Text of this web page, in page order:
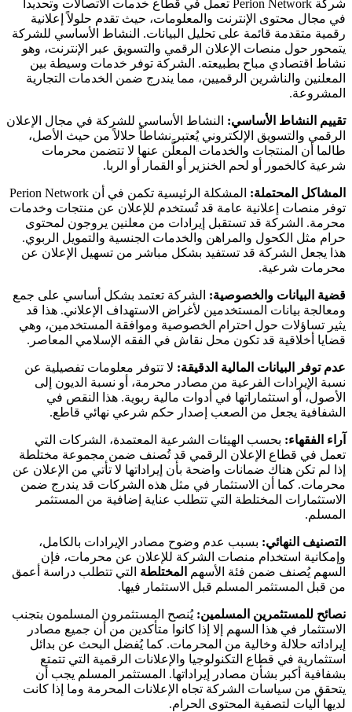
شركة Perion Network تعمل في قطاع خدمات الاتصالات وتحديداً
في مجال محتوى الإنترنت والمعلومات، حيث تقدم حلولاً إعلانية
رقمية متقدمة قائمة على تحليل البيانات. النشاط الأساسي للشركة
يتمحور حول منصات الإعلان الرقمي والتسويق عبر الإنترنت، وهو
نشاط اقتصادي مباح بطبيعته. الشركة توفر خدمات وسيطة بين
المعلنين والناشرين الرقميين، مما يندرج ضمن الخدمات التجارية
المشروعة.
تقييم النشاط الأساسي:النشاط الأساسي للشركة في مجال الإعلان
الرقمي والتسويق الإلكتروني يُعتبر نشاطاً حلالاً من حيث الأصل،
طالما أن المنتجات والخدمات المعلَّن عنها لا تتضمن محرمات
شرعية كالخمور أو لحم الخنزير أو القمار أو الربا.
المشاكل المحتملة:
المشكلة الرئيسية تكمن في أن Perion Network
توفر منصات إعلانية عامة قد تُستخدم للإعلان عن منتجات وخدمات
محرمة. الشركة قد تستقبل إيرادات من معلنين يروجون لمحتوى
حرام مثل الكحول والمراهن والخدمات الجنسية والتمويل الربوي.
هذا يجعل الشركة قد تستفيد بشكل مباشر من تسهيل الإعلان عن
محرمات شرعية.
قضية البيانات والخصوصية:الشركة تعتمد بشكل أساسي على جمع
ومعالجة بيانات المستخدمين لأغراض الاستهداف الإعلاني. هذا قد
يثير تساؤلات حول احترام الخصوصية وموافقة المستخدمين، وهي
قضايا أخلاقية قد تكون محل نقاش في الفقه الإسلامي المعاصر.
عدم توفر البيانات المالية الدقيقة:لا تتوفر معلومات تفصيلية عن
نسبة الإيرادات الفرعية من مصادر محرمة، أو نسبة الديون إلى
الأصول، أو استثماراتها في أدوات مالية ربوية. هذا النقص في
الشفافية يجعل من الصعب إصدار حكم شرعي نهائي قاطع.
آراء الفقهاء:بحسب الهيئات الشرعية المعتمدة، الشركات التي
تعمل في قطاع الإعلان الرقمي قد تُصنف ضمن مجموعة مختلطة
إذا لم تكن هناك ضمانات واضحة بأن إيراداتها لا تأتي من الإعلان عن
محرمات. كما أن الاستثمار في مثل هذه الشركات قد يندرج ضمن
الاستثمارات المختلطة التي تتطلب عناية إضافية من المستثمر
المسلم.
التصنيف النهائي:بسبب عدم وضوح مصادر الإيرادات بالكامل،
وإمكانية استخدام منصات الشركة للإعلان عن محرمات، فإن
السهم يُصنف ضمن فئة الأسهم
المختلطةالتي تتطلب دراسة أعمق
من قبل المستثمر المسلم قبل الاستثمار فيها.
نصائح للمستثمرين المسلمين:يُنصح المستثمرون المسلمون بتجنب
الاستثمار في هذا السهم إلا إذا كانوا متأكدين من أن جميع مصادر
إيراداته حلالة وخالية من المحرمات. كما يُفضل البحث عن بدائل
استثمارية في قطاع التكنولوجيا والإعلانات الرقمية التي تتمتع
بشفافية أكبر بشأن مصادر إيراداتها. المستثمر المسلم يجب أن
يتحقق من سياسات الشركة تجاه الإعلانات المحرمة وما إذا كانت
لديها آليات لتصفية المحتوى الحرام.